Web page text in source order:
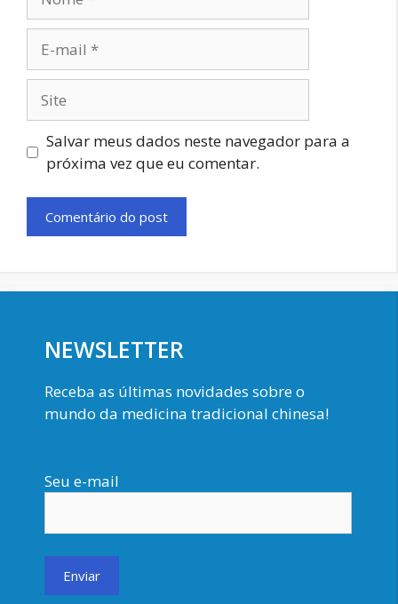
mail
Salvar meus dados neste navegador para a
próxima vez que eu comentar.
NEWSLETTER
Receba as últimas novidades sobre o
mundo da medicina tradicional chinesa!
Seu e-mail